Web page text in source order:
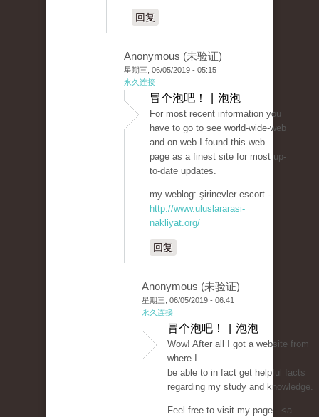
回复
Anonymous (未验证)
星期三, 06/05/2019 - 05:15
永久连接
冒个泡吧！ | 泡泡
For most recent information you
have to go to see world-wide-web
and on web I found this web
page as a finest site for most up-
to-date updates.
my weblog: şirinevler escort -
http://www.uluslararasi-
nakliyat.org/
回复
Anonymous (未验证)
星期三, 06/05/2019 - 06:41
永久连接
冒个泡吧！ | 泡泡
Wow! After all I got a website from
where I
be able to in fact get helpful facts
regarding my study and knowledge.
Feel free to visit my page - <a